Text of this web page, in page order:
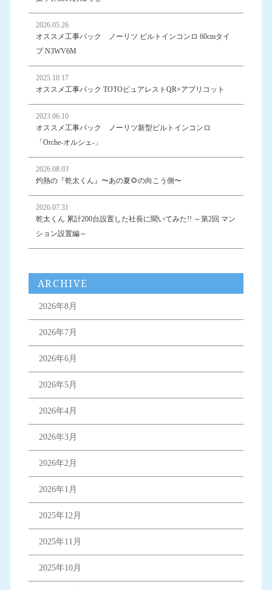
2026.05.26
オススメ工事パック ノーリツ ビルトインコンロ 60cmタイ
プ N3WV6M
2025.10.17
オススメ工事パック TOTOピュアレストQR+アプリコット
2023.06.10
オススメ工事パック ノーリツ新型ビルトインコンロ
「Orche-オルシェ-」
2026.08.03
灼熱の『乾太くん』〜あの夏🌻の向こう側〜
2026.07.31
乾太くん 累計200台設置した社長に聞いてみた!! ～第2回 マン
ション設置編～
ARCHIVE
2026年8月
2026年7月
2026年6月
2026年5月
2026年4月
2026年3月
2026年2月
2026年1月
2025年12月
2025年11月
2025年10月